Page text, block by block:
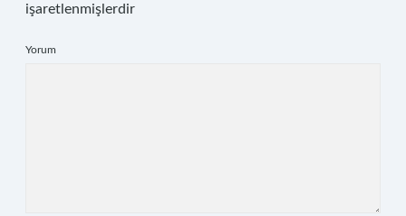
işaretlenmişlerdir
Yorum